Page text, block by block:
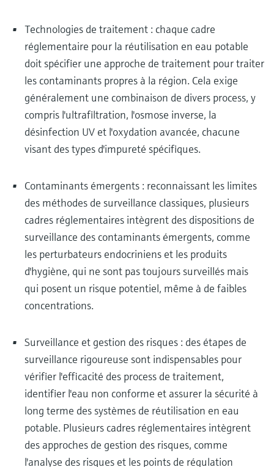
Technologies de traitement : chaque cadre
réglementaire pour la réutilisation en eau potable
doit spécifier une approche de traitement pour traiter
les contaminants propres à la région. Cela exige
généralement une combinaison de divers process, y
compris l'ultrafiltration, l'osmose inverse, la
désinfection UV et l'oxydation avancée, chacune
visant des types d'impureté spécifiques.
Contaminants émergents : reconnaissant les limites
des méthodes de surveillance classiques, plusieurs
cadres réglementaires intègrent des dispositions de
surveillance des contaminants émergents, comme
les perturbateurs endocriniens et les produits
d'hygiène, qui ne sont pas toujours surveillés mais
qui posent un risque potentiel, même à de faibles
concentrations.
Surveillance et gestion des risques : des étapes de
surveillance rigoureuse sont indispensables pour
vérifier l'efficacité des process de traitement,
identifier l'eau non conforme et assurer la sécurité à
long terme des systèmes de réutilisation en eau
potable. Plusieurs cadres réglementaires intègrent
des approches de gestion des risques, comme
l'analyse des risques et les points de régulation